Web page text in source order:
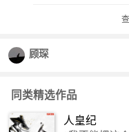
顾琛
同类精选作品
人皇纪